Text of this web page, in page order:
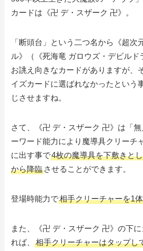
カードは《卍 デ・スザーク 卍》。
「断頭台」という二つ名から《超次
ル》（《死海竜 ガロウズ・デビルド
お誂え向きなカードがありますが、
イズカードに選ばれなかったという
じさせますね。
さて、《卍 デ・スザーク 卍》は「
ーワード能力により魔導具クリーチ
に出す事で4枚の魔導具を下敷きと
から降臨 させることができます。
登場時能力で相手クリーチャーを1
また、《卍 デ・スザーク 卍》の下
れば、相手クリーチャーはタップし